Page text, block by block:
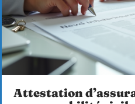
Attestation